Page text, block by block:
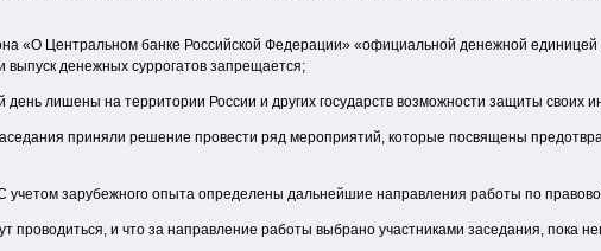
«О Центральном банке Российской Федерации» «официальной денежной
денежных суррогатов запрещается;
лишены на территории России и других государств возможности защиты своих
приняли решение провести ряд мероприятий, которые посвящены
учетом зарубежного опыта определены дальнейшие направления работы по
проводиться, и что за направление работы выбрано участниками заседания, пока